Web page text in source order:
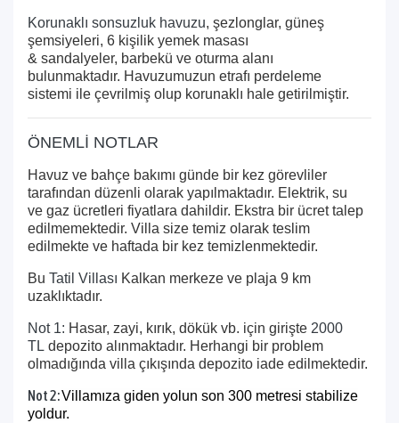
Korunaklı sonsuzluk havuzu, şezlonglar, güneş
şemsiyeleri, 6 kişilik yemek masası
& sandalyeler, barbekü ve oturma alanı
bulunmaktadır. Havuzumuzun etrafı perdeleme
sistemi ile çevrilmiş olup korunaklı hale getirilmiştir.
ÖNEMLİ NOTLAR
Havuz ve bahçe bakımı günde bir kez görevliler
tarafından düzenli olarak yapılmaktadır. Elektrik, su
ve gaz ücretleri fiyatlara dahildir. Ekstra bir ücret talep
edilmemektedir. Villa size temiz olarak teslim
edilmekte ve haftada bir kez temizlenmektedir.
Bu Tatil Villası Kalkan merkeze ve plaja 9 km
uzaklıktadır.
Not 1: Hasar, zayi, kırık, dökük vb. için girişte 2000
TL depozito alınmaktadır. Herhangi bir problem
olmadığında villa çıkışında depozito iade edilmektedir.
Not 2:Villamıza giden yolun son 300 metresi stabilize
yoldur.